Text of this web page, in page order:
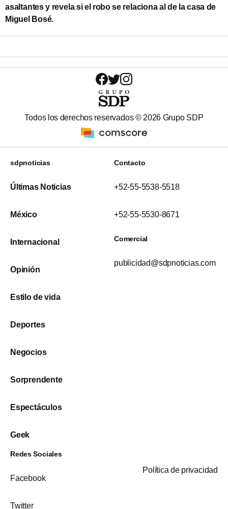
asaltantes y revela si el robo se relaciona al de la casa de
Miguel Bosé.
Todos los derechos reservados ©2026 Grupo SDP
sdpnoticias
Últimas Noticias
México
Internacional
Opinión
Estilo de vida
Deportes
Negocios
Sorprendente
Espectáculos
Geek
Contacto
+52-55-5538-5518
+52-55-5530-8671
Comercial
publicidad@sdpnoticias.com
Redes Sociales
Facebook
Twitter
Política de privacidad